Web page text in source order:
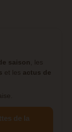
saison
, les
et les actus de
de la